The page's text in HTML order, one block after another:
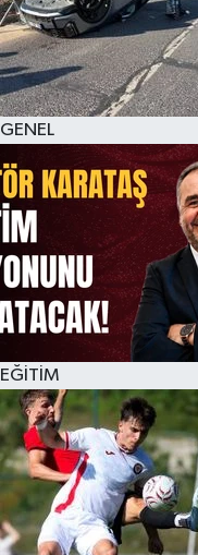
GENEL
EĞİTİM
KÜLTÜR SANAT
MAGAZİN
SAĞLIK
SİYASET
SPOR
TEKNOLOJİ
VİZYONDAKİLER
YAŞAM